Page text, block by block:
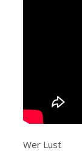
Wer Lust